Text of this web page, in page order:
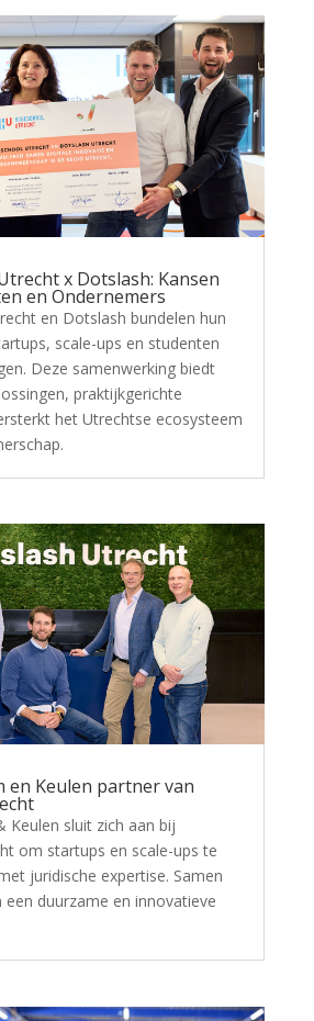
x Dotslash: Kansen
en Ondernemers
en Dotslash bundelen hun
scale-ups en studenten
Deze samenwerking biedt
praktijkgerichte
het Utrechtse ecosysteem
en Keulen partner van
Keulen sluit zich aan bij
om startups en scale-ups te
juridische expertise. Samen
een duurzame en innovatieve